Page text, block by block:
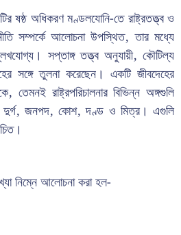
ষষ্ঠ অধিকরণ মণ্ডলযোনি-তে রাষ্ট্রতত্ত্ব ও
সম্পর্কে আলোচনা উপস্থিত, তার মধ্যে
সপ্তাঙ্গ তত্ত্ব অনুযায়ী, কৌটিল্য
সঙ্গে তুলনা করেছেন। একটি জীবদেহের
তেমনই রাষ্ট্রপরিচালনার বিভিন্ন অঙ্গগুলি
দুর্গ, জনপদ, কোশ, দণ্ড ও মিত্র। এগুলি
নিম্নে আলোচনা করা হল-